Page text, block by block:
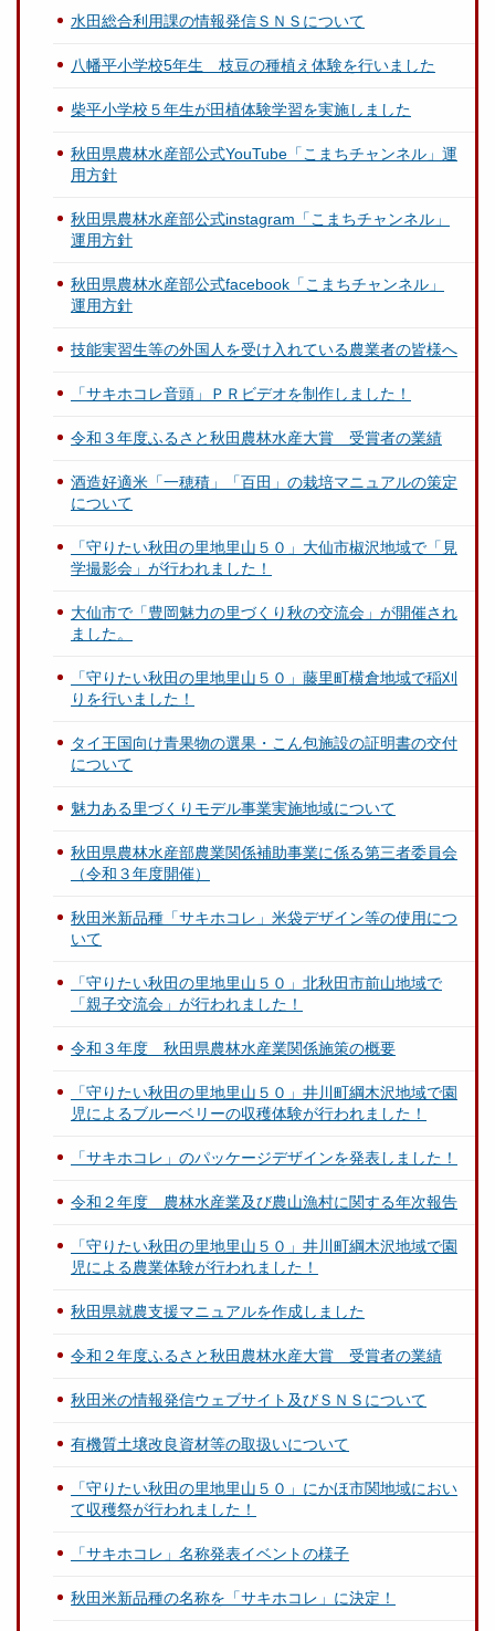
水田総合利用課の情報発信ＳＮＳについて
八幡平小学校5年生 枝豆の種植え体験を行いました
柴平小学校５年生が田植体験学習を実施しました
秋田県農林水産部公式YouTube「こまちチャンネル」運
用方針
秋田県農林水産部公式instagram「こまちチャンネル」
運用方針
秋田県農林水産部公式facebook「こまちチャンネル」
運用方針
技能実習生等の外国人を受け入れている農業者の皆様へ
「サキホコレ音頭」ＰＲビデオを制作しました！
令和３年度ふるさと秋田農林水産大賞 受賞者の業績
酒造好適米「一穂積」「百田」の栽培マニュアルの策定
について
「守りたい秋田の里地里山５０」大仙市椒沢地域で「見
学撮影会」が行われました！
大仙市で「豊岡魅力の里づくり秋の交流会」が開催され
ました。
「守りたい秋田の里地里山５０」藤里町横倉地域で稲刈
りを行いました！
タイ王国向け青果物の選果・こん包施設の証明書の交付
について
魅力ある里づくりモデル事業実施地域について
秋田県農林水産部農業関係補助事業に係る第三者委員会
（令和３年度開催）
秋田米新品種「サキホコレ」米袋デザイン等の使用につ
いて
「守りたい秋田の里地里山５０」北秋田市前山地域で
「親子交流会」が行われました！
令和３年度 秋田県農林水産業関係施策の概要
「守りたい秋田の里地里山５０」井川町綱木沢地域で園
児によるブルーベリーの収穫体験が行われました！
「サキホコレ」のパッケージデザインを発表しました！
令和２年度 農林水産業及び農山漁村に関する年次報告
「守りたい秋田の里地里山５０」井川町綱木沢地域で園
児による農業体験が行われました！
秋田県就農支援マニュアルを作成しました
令和２年度ふるさと秋田農林水産大賞 受賞者の業績
秋田米の情報発信ウェブサイト及びＳＮＳについて
有機質土壌改良資材等の取扱いについて
「守りたい秋田の里地里山５０」にかほ市関地域におい
て収穫祭が行われました！
「サキホコレ」名称発表イベントの様子
秋田米新品種の名称を「サキホコレ」に決定！